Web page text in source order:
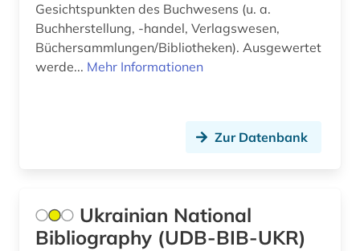
erziehung (2)
eth zürich (1)
europa (3)
evolutionsbiologie (1)
exil (1)
Gesichtspunkten des Buchwesens (u. a.
Buchherstellung, -handel, Verlagswesen,
Büchersammlungen/Bibliotheken). Ausgewertet
werde... Mehr Informationen
Zur Datenbank
Ukrainian National
Bibliography (UDB-BIB-UKR)